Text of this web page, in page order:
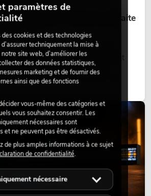
ignifugées : l'alliance parfaite
design
aux espaces. Elles créent une
améliorent l’ambiance et apportent
Que ce soit dans les hôtels, les
commerciaux, les immeubles de
d’exposition, une végétalisation de
partie intégrante des concepts
paramètres de
cookies et des technologies
techniquement la mise à
site web, d’améliorer les
des données statistiques,
marketing et de fournir des
ainsi que des fonctions
vous-même des catégories et
vous souhaitez consentir. Les
nécessaires sont
et ne peuvent pas être désactivés.
de plus amples informations à ce sujet
de confidentialité.
nécessaire